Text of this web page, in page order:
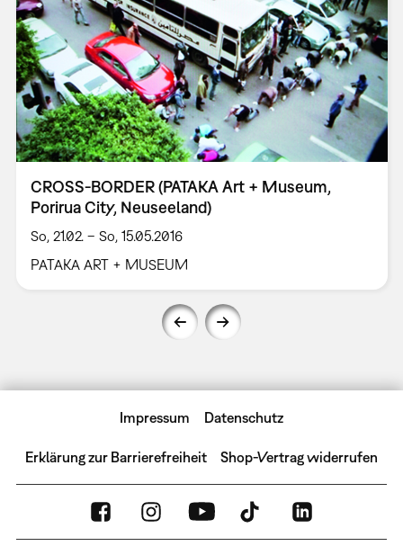
CROSS-BORDER (PATAKA Art + Museum,
Porirua City, Neuseeland)
So, 21.02. – So, 15.05.2016
PATAKA ART + MUSEUM
Impressum Datenschutz
Erklärung zur Barrierefreiheit Shop-Vertrag widerrufen